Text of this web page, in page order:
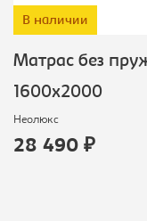
В наличии
Матрас без
1600х2000
Неолюкс
28 490 ₽